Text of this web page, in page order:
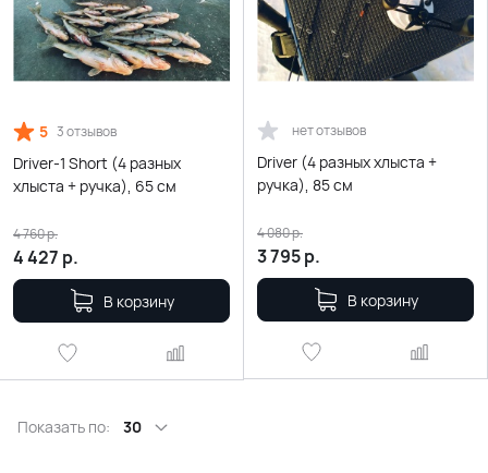
5 3 отзывов
Driver-1 Short (4 разных
хлыста + ручка), 65 см
4 427 р.
4 760р.
В корзину
нет отзывов
Driver (4 разных хлыста +
ручка), 85 см
3 795р.
4 080р.
В корзину
Показать по: 30